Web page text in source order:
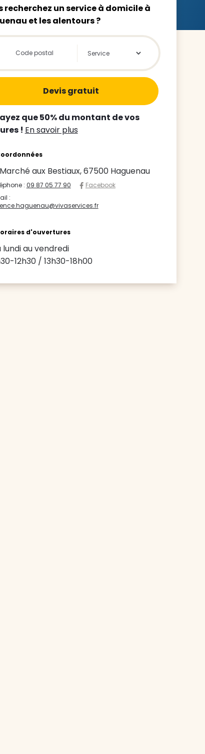
recherchez un service à domicile à
et les alentours ?
locator global - Autocompletion
que 50% du montant de vos
! En savoir plus
Marché aux Bestiaux, 67500 Haguenau
: 09 87 05 77 90
Facebook
:
d'ouvertures
lundi au vendredi
12h30 / 13h30-18h00